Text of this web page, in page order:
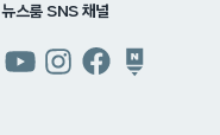
뉴스룸 SNS 채널